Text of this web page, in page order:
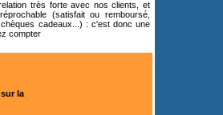
très forte avec nos clients, et
(satisfait ou remboursé,
cadeaux...) : c'est donc une
compter
la